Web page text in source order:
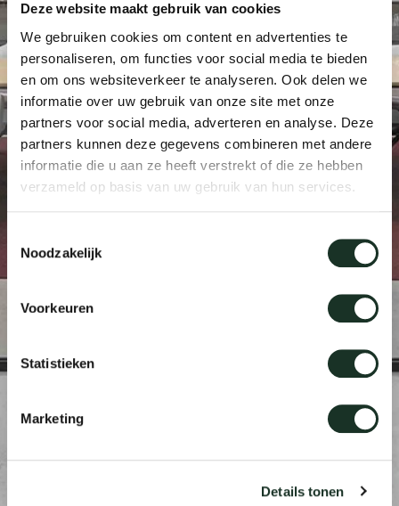
Deze website maakt gebruik van cookies
We gebruiken cookies om content en advertenties te
personaliseren, om functies voor social media te bieden
en om ons websiteverkeer te analyseren. Ook delen we
informatie over uw gebruik van onze site met onze
partners voor social media, adverteren en analyse. Deze
partners kunnen deze gegevens combineren met andere
informatie die u aan ze heeft verstrekt of die ze hebben
verzameld op basis van uw gebruik van hun services.
Noodzakelijk
Voorkeuren
Statistieken
Marketing
Details tonen
local
ivan
jonas
dick
ineke